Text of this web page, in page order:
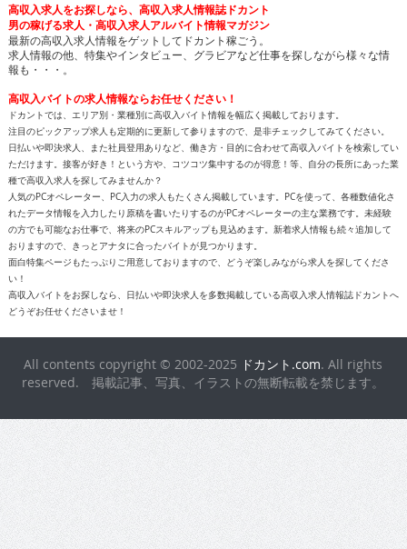
高収入求人をお探しなら、高収入求人情報誌ドカント
男の稼げる求人・高収入求人アルバイト情報マガジン
最新の高収入求人情報をゲットしてドカント稼ごう。
求人情報の他、特集やインタビュー、グラビアなど仕事を探しながら様々な情
報も・・・。
高収入バイトの求人情報ならお任せください！
ドカントでは、エリア別・業種別に高収入バイト情報を幅広く掲載しております。
注目のピックアップ求人も定期的に更新して参りますので、是非チェックしてみてください。
日払いや即決求人、また社員登用ありなど、働き方・目的に合わせて高収入バイトを検索してい
ただけます。接客が好き！という方や、コツコツ集中するのが得意！等、自分の長所にあった業
種で高収入求人を探してみませんか？
人気のPCオペレーター、PC入力の求人もたくさん掲載しています。PCを使って、各種数値化さ
れたデータ情報を入力したり原稿を書いたりするのがPCオペレーターの主な業務です。未経験
の方でも可能なお仕事で、将来のPCスキルアップも見込めます。新着求人情報も続々追加して
おりますので、きっとアナタに合ったバイトが見つかります。
面白特集ページもたっぷりご用意しておりますので、どうぞ楽しみながら求人を探してくださ
い！
高収入バイトをお探しなら、日払いや即決求人を多数掲載している高収入求人情報誌ドカントへ
どうぞお任せくださいませ！
All contents copyright © 2002-2025 ドカント.com. All rights
reserved. 掲載記事、写真、イラストの無断転載を禁じます。